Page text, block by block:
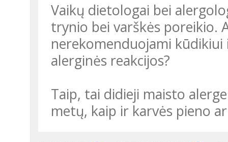
Vaikų dietologai bei
trynio bei varškės poreikio.
nerekomenduojami
alerginės reakcijos?
Taip, tai didieji maisto
metų, kaip ir karvės pieno